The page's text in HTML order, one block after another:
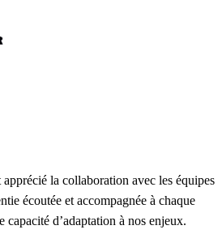
apprécié la collaboration avec les équipes
écoutée et accompagnée à chaque
capacité d’adaptation à nos enjeux.